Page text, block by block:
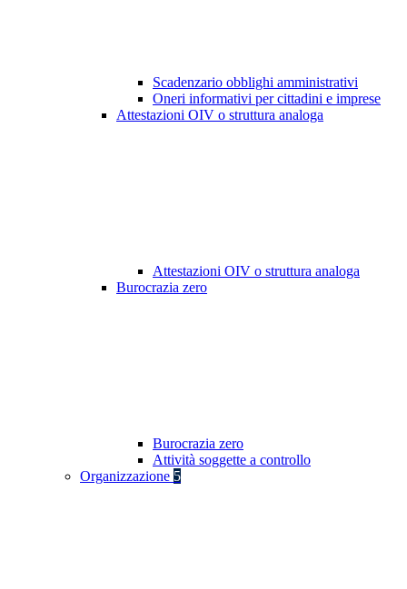
Scadenzario obblighi amministrativi
Oneri informativi per cittadini e imprese
Attestazioni OIV o struttura analoga
Attestazioni OIV o struttura analoga
Burocrazia zero
Burocrazia zero
Attività soggette a controllo
Organizzazione 5